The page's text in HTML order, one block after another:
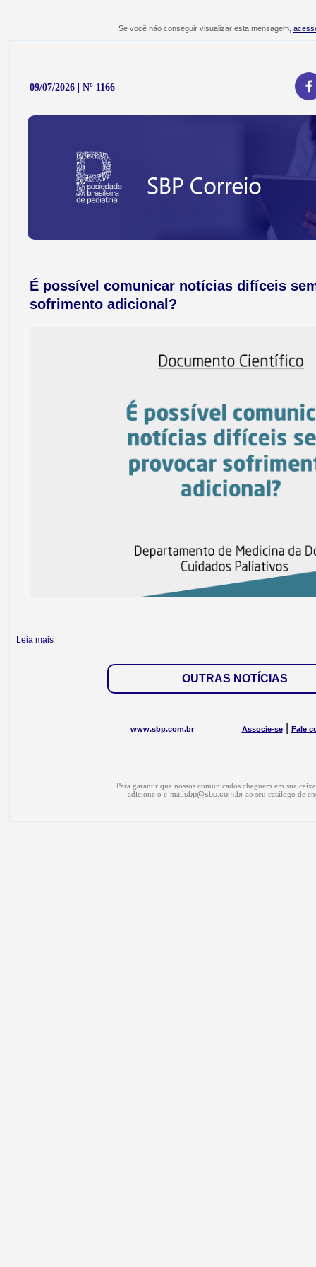
Se você não conseguir visualizar esta mensagem,
09/07/2026 | Nº 1166
É possível comunicar notícias difíceis
sofrimento adicional?
Leia mais
OUTRAS NOTÍCIAS
www.sbp.com.br Associe-se| Fale
Para garantir que nossos comunicados cheguem em sua
adicione o e-mailsbp@sbp.com.br ao seu catálogo de